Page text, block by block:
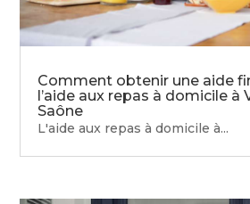
Comment obtenir une aide
l’aide aux repas à domicile à
Saône
L'aide aux repas à domicile à...